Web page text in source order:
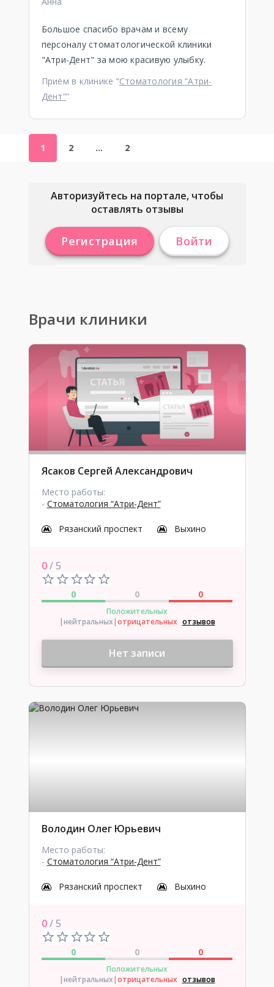
Большое спасибо врачам и всему
персоналу стоматологической клиники
"Атри-Дент" за мою красивую улыбку.
Приём в клинике “Стоматология “Атри-
Дент””
1 2 … 2
Авторизуйтесь на портале, чтобы
оставлять отзывы
Регистрация Войти
Врачи клиники
Ясаков Сергей Александрович
Место работы:
- Стоматология “Атри-Дент”
Рязанский проспект Выхино
0/ 5
0 0 0
Положительных
|нейтральных|отрицательных отзывов
Нет записи
Володин Олег Юрьевич
Место работы:
- Стоматология “Атри-Дент”
Рязанский проспект Выхино
0/ 5
0 0 0
Положительных
|нейтральных|отрицательных отзывов